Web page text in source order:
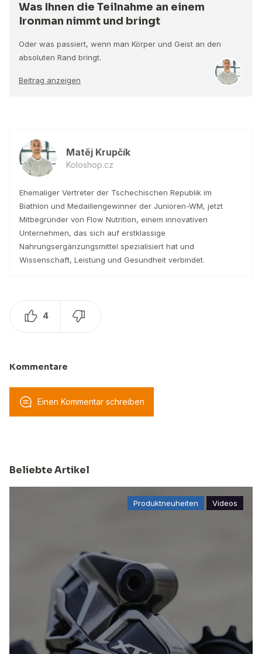
Was Ihnen die Teilnahme an einem
Ironman nimmt und bringt
Oder was passiert, wenn man Körper und Geist an den
absoluten Rand bringt.
Beitrag anzeigen
Matěj Krupčík
Koloshop.cz
Ehemaliger Vertreter der Tschechischen Republik im
Biathlon und Medaillengewinner der Junioren-WM, jetzt
Mitbegründer von Flow Nutrition, einem innovativen
Unternehmen, das sich auf erstklassige
Nahrungsergänzungsmittel spezialisiert hat und
Wissenschaft, Leistung und Gesundheit verbindet.
4
Kommentare
Einen Kommentar schreiben
Beliebte Artikel
Produktneuheiten Videos